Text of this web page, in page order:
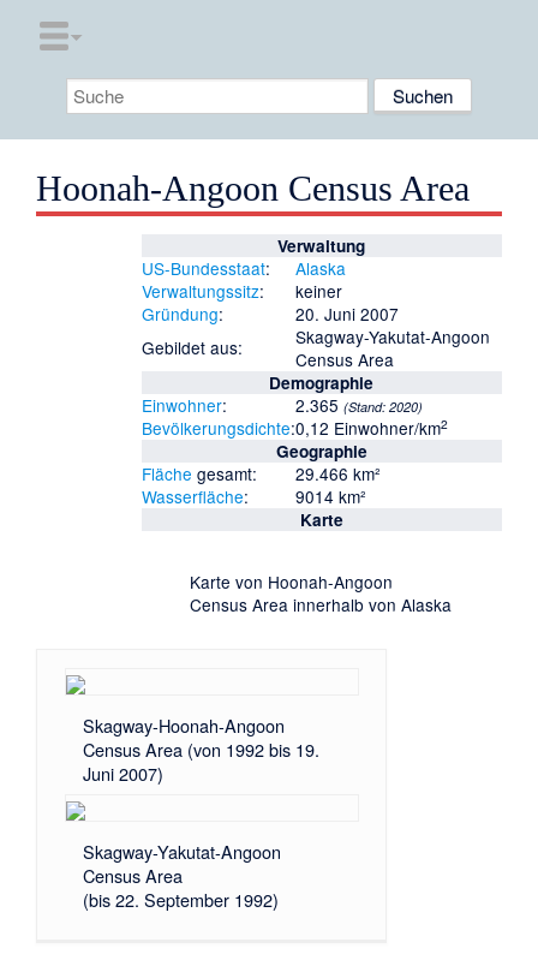
Hoonah-Angoon Census Area
Verwaltung
US-Bundesstaat:
Alaska
Verwaltungssitz:
keiner
Gründung:
20. Juni 2007
Gebildet aus:
Skagway-Yakutat-Angoon
Census Area
Demographie
Einwohner: 2.365 (Stand: 2020)
Bevölkerungsdichte:0,12 Einwohner/km2
Geographie
Fläche gesamt:
29.466 km²
Wasserfläche: 9014 km²
Karte
Karte von Hoonah-Angoon
Census Area innerhalb von Alaska
Skagway-Hoonah-Angoon
Census Area (von 1992 bis 19.
Juni 2007)
Skagway-Yakutat-Angoon
Census Area
(bis 22. September 1992)